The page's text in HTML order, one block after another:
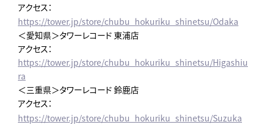
アクセス：
https://tower.jp/store/chubu_hokuriku_shinetsu/Odaka
＜愛知県＞タワーレコード 東浦店
アクセス：
https://tower.jp/store/chubu_hokuriku_shinetsu/Higashiu
ra
＜三重県＞タワーレコード 鈴鹿店
アクセス：
https://tower.jp/store/chubu_hokuriku_shinetsu/Suzuka